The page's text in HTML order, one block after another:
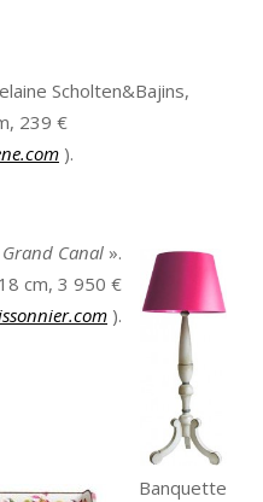
Scholten&Bajins,
239 €
).
Grand Canal ».
cm, 3 950 €
).
Banquette